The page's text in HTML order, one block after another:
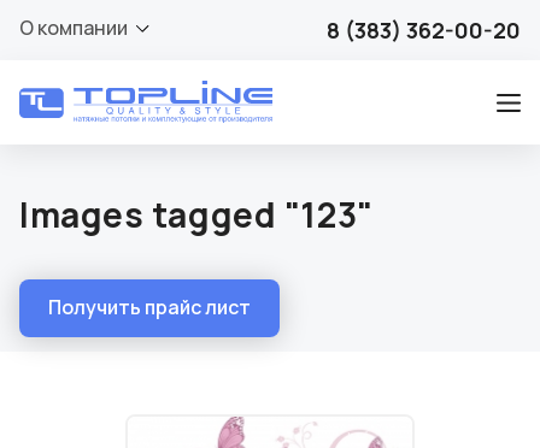
О компании 8 (383) 362-00-20
Images tagged "123"
Получить прайс лист